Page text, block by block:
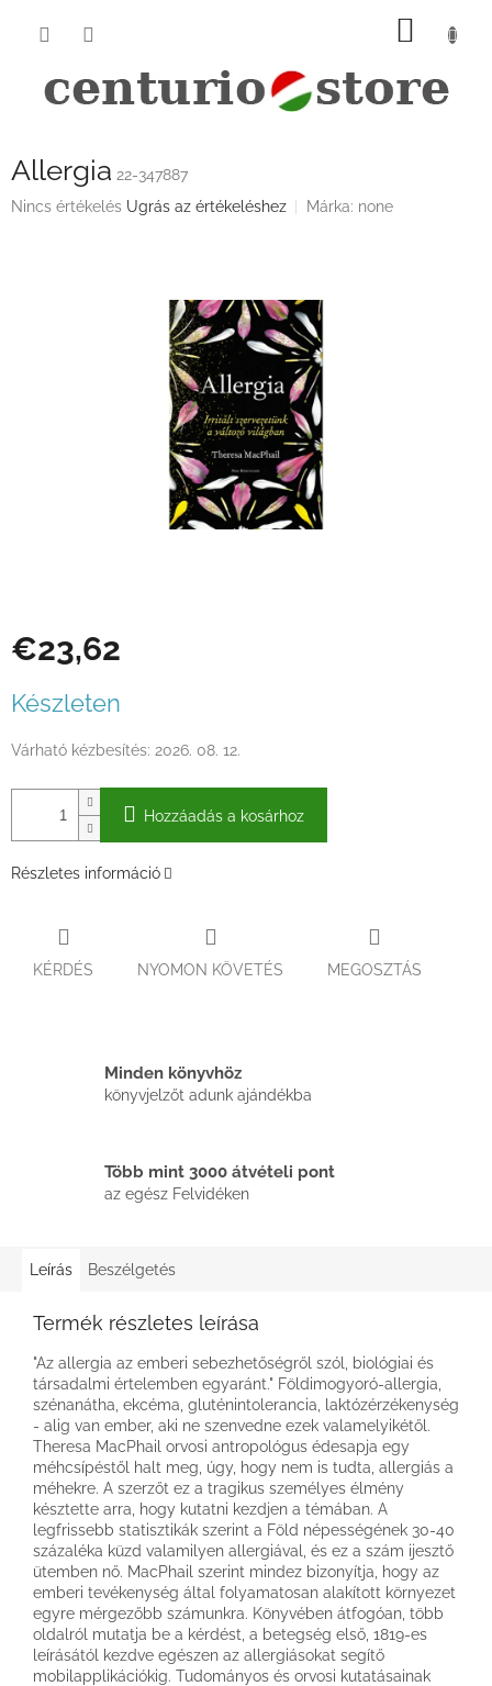
KOSÁR
Allergia 22-347887
A
Nincs értékelés Ugrás az értékeléshez Márka: none
€23,62
Készleten
Várható kézbesítés: 2026. 08. 12.
Hozzáadás a kosárhoz
Részletes információ
KÉRDÉS NYOMON KÖVETÉS MEGOSZTÁS
Minden könyvhöz
könyvjelzőt adunk ajándékba
Több mint 3000 átvételi pont
az egész Felvidéken
Leírás Beszélgetés
Termék részletes leírása
"Az allergia az emberi sebezhetőségről szól, biológiai és
társadalmi értelemben egyaránt." Földimogyoró-allergia,
szénanátha, ekcéma, gluténintolerancia, laktózérzékenység
- alig van ember, aki ne szenvedne ezek valamelyikétől.
Theresa MacPhail orvosi antropológus édesapja egy
méhcsípéstől halt meg, úgy, hogy nem is tudta, allergiás a
méhekre. A szerzőt ez a tragikus személyes élmény
késztette arra, hogy kutatni kezdjen a témában. A
legfrissebb statisztikák szerint a Föld népességének 30-40
százaléka küzd valamilyen allergiával, és ez a szám ijesztő
ütemben nő. MacPhail szerint mindez bizonyítja, hogy az
emberi tevékenység által folyamatosan alakított környezet
egyre mérgezőbb számunkra. Könyvében átfogóan, több
oldalról mutatja be a kérdést, a betegség első, 1819-es
leírásától kezdve egészen az allergiásokat segítő
mobilapplikációkig. Tudományos és orvosi kutatásainak